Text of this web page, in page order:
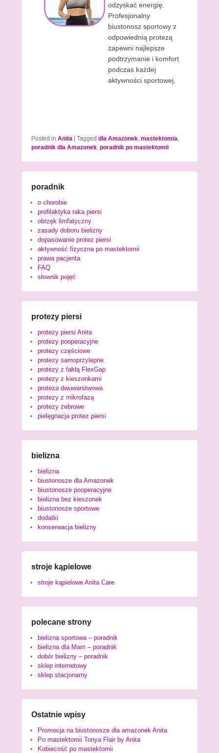
odzyskać energię.
Profesjonalny
biustonosz sportowy z
odpowiednią protezą
zapewni najlepsze
podtrzymanie i komfort
podczas każdej
aktywności sportowej.
Posted in Anita Tagged dla Amazonek, mastektomia,
poradnik dla Amazonek, poradnik po mastektomii
poradnik
o chorobie
profilaktyka raka piersi
obrzęk limfatyczny
zasady doboru bielizny
dopasowanie protez piersi
aktywność fizyczna po mastektomii
prawa pacjenta
FAQ
słownik pojęć
protezy piersi
protezy piersi Anita
protezy pooperacyjne
protezy częściowe
protezy samoprzylepne
protezy z fałdą FlexGap
protezy z kieszonkami
proteza dwuwarstwowa
protezy z mikrofazą
protezy żebrowe
pielęgnacja protez piersi
bielizna
bielizna
biustonosze dla Amazonek
biustonosze pooperacyjne
bielizna bez kieszonek
biustonosze sportowe
dodatki
konserwacja bielizny
stroje kąpielowe
stroje kąpielowe Anita Care
polecane strony
bielizna sportowa – poradnik
bielizna dla Mam – poradnik
dobór bielizny – poradnik
sklep internetowy
sklep stacjonarny
Ostatnie wpisy
Promocja na biustonosze dla amazonek Anita
Po mastektomii Tonya Flair by Anita
Kobiecość po mastektomii